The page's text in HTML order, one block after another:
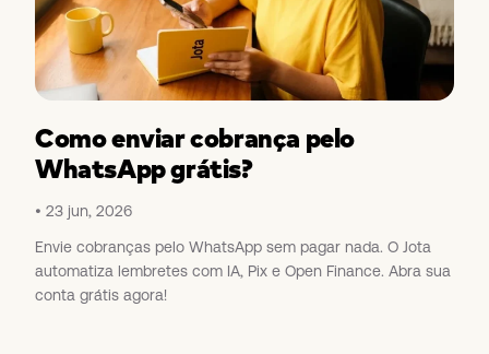
Como enviar cobrança pelo
WhatsApp grátis?
23 jun, 2026
Envie cobranças pelo WhatsApp sem pagar nada. O Jota
automatiza lembretes com IA, Pix e Open Finance. Abra sua
conta grátis agora!